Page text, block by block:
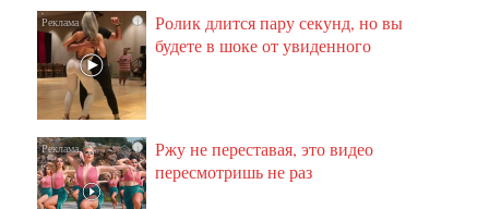
i
Ролик длится пару секунд, но вы
будете в шоке от увиденного
i
Ржу не переставая, это видео
пересмотришь не раз